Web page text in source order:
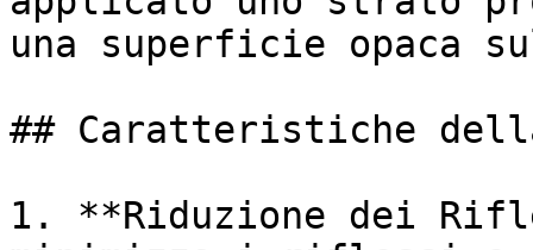
una superficie opaca
## Caratteristiche
1. **Riduzione dei